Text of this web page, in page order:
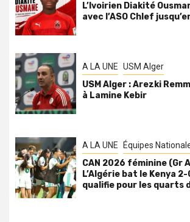
L’Ivoirien Diakité
avec l’ASO Chlef
A LA UNE USM Alger
USM Alger : Arezki
à Lamine Kebir
A LA UNE Équipes
CAN 2026 féminine (Gr
L’Algérie bat le Kenya
qualifie pour les quarts